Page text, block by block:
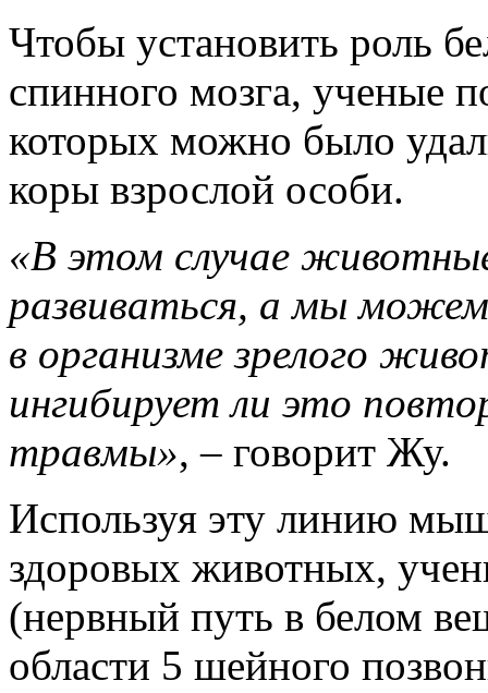
Чтобы установить роль
спинного мозга, ученые
которых можно было
коры взрослой особи.
«В этом случае
развиваться, а мы
в организме зрелого
ингибирует ли это
травмы», – говорит Жу.
Используя эту линию
здоровых животных,
(нервный путь в белом
области 5 шейного